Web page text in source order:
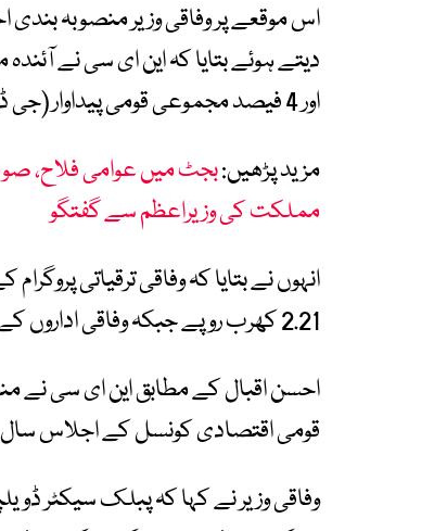
اس موقعے پر وفاقی وزیر منصوبہ بندی
اور 4 فیصد مجموعی قومی پیداوار (جی ڈی پی) کی شرح نمو کے ہدف کی منظوری دے دی ہے۔
مزید پڑھیں:بجٹ میں عوامی فلاح،
مملکت کی وزیراعظم سے گفتگو
انہوں نے بتایا کہ وفاقی ترقیاتی
2.21 کھرب روپے جبکہ وفاقی اداروں کے لیے 451 ارب روپے مختص کیے گئے ہیں۔
احسن اقبال کے مطابق این ای سی نے
قومی اقتصادی کونسل کے اجلاس سال